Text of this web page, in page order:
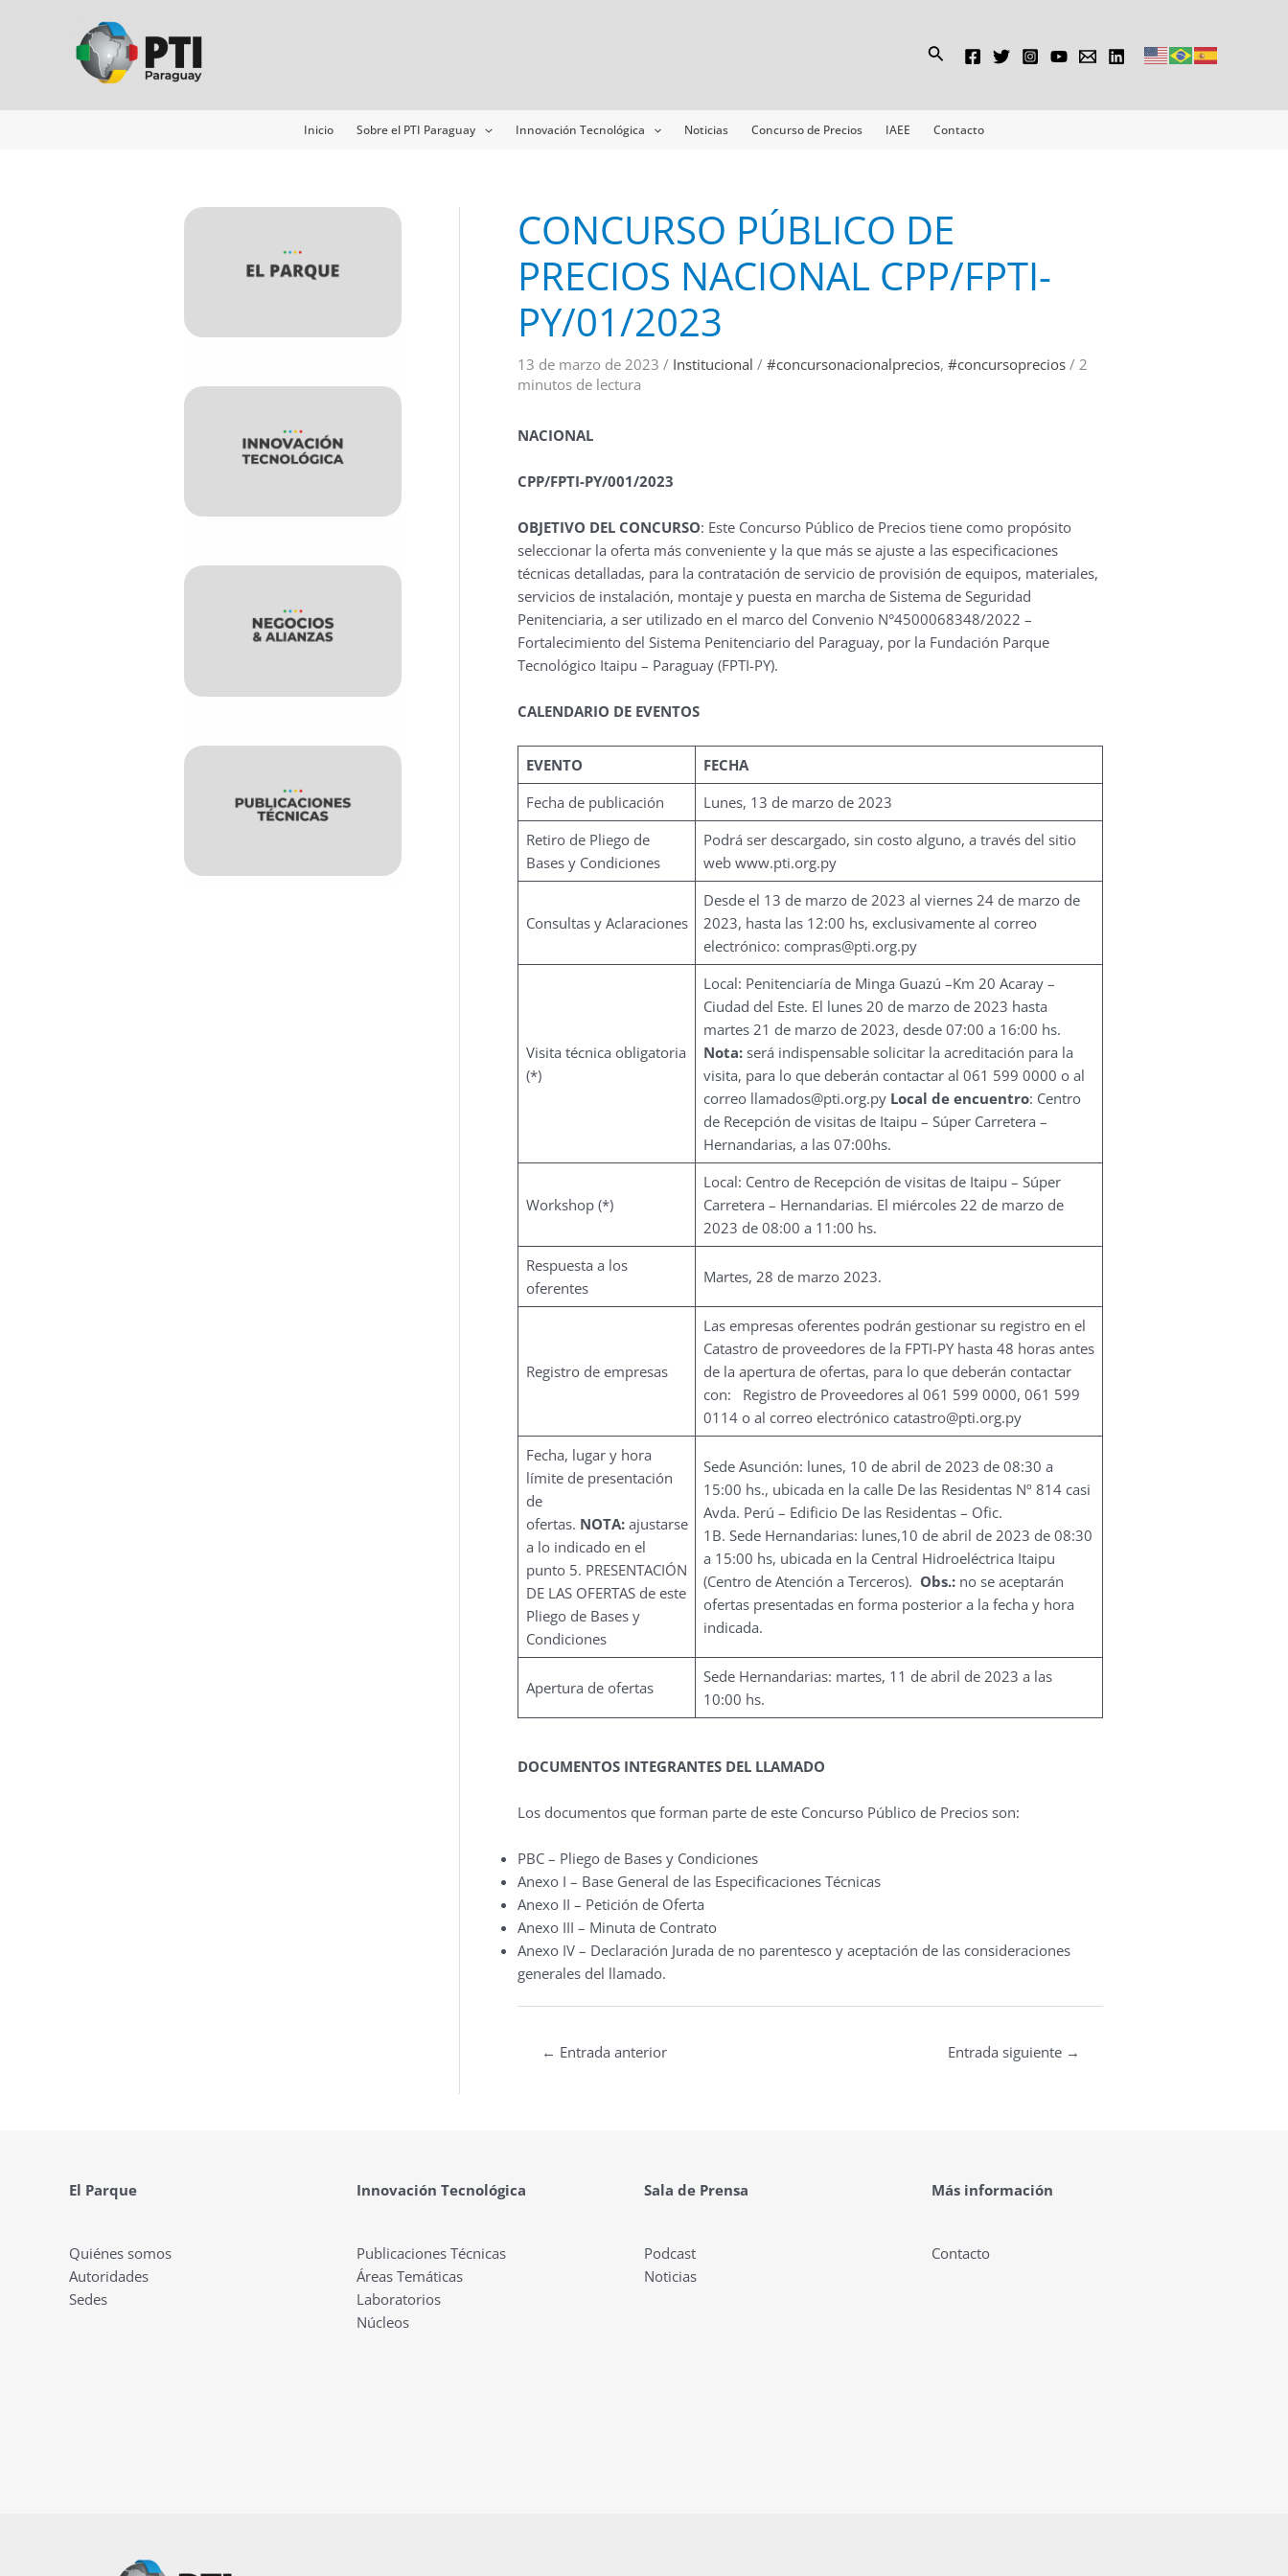
Buscar
Inicio Sobre el PTI Paraguay Innovación Tecnológica Noticias Concurso de Precios IAEE Contacto
CONCURSO PÚBLICO DE
PRECIOS NACIONAL CPP/FPTI-
PY/01/2023
13 de marzo de 2023 / Institucional / #concursonacionalprecios, #concursoprecios / 2
minutos de lectura
NACIONAL
CPP/FPTI-PY/001/2023
OBJETIVO DEL CONCURSO: Este Concurso Público de Precios tiene como propósito
seleccionar la oferta más conveniente y la que más se ajuste a las especificaciones
técnicas detalladas, para la contratación de servicio de provisión de equipos, materiales,
servicios de instalación, montaje y puesta en marcha de Sistema de Seguridad
Penitenciaria, a ser utilizado en el marco del Convenio N°4500068348/2022 –
Fortalecimiento del Sistema Penitenciario del Paraguay, por la Fundación Parque
Tecnológico Itaipu – Paraguay (FPTI-PY).
CALENDARIO DE EVENTOS
EVENTO
FECHA
Fecha de publicación
Lunes, 13 de marzo de 2023
Retiro de Pliego de
Bases y Condiciones
Podrá ser descargado, sin costo alguno, a través del sitio
web www.pti.org.py
Consultas y Aclaraciones
Desde el 13 de marzo de 2023 al viernes 24 de marzo de
2023, hasta las 12:00 hs, exclusivamente al correo
electrónico: compras@pti.org.py
Visita técnica obligatoria
(*)
Local: Penitenciaría de Minga Guazú –Km 20 Acaray –
Ciudad del Este. El lunes 20 de marzo de 2023 hasta
martes 21 de marzo de 2023, desde 07:00 a 16:00 hs.
Nota:será indispensable solicitar la acreditación para la
visita, para lo que deberán contactar al 061 599 0000 o al
correo llamados@pti.org.py Local de encuentro: Centro
de Recepción de visitas de Itaipu – Súper Carretera –
Hernandarias, a las 07:00hs.
Workshop (*)
Local: Centro de Recepción de visitas de Itaipu – Súper
Carretera – Hernandarias. El miércoles 22 de marzo de
2023 de 08:00 a 11:00 hs.
Respuesta a los
oferentes
Martes, 28 de marzo 2023.
Registro de empresas
Las empresas oferentes podrán gestionar su registro en el
Catastro de proveedores de la FPTI-PY hasta 48 horas antes
de la apertura de ofertas, para lo que deberán contactar
con: Registro de Proveedores al 061 599 0000, 061 599
0114 o al correo electrónico catastro@pti.org.py
Fecha, lugar y hora
límite de presentación
de
ofertas. NOTA:ajustarse
a lo indicado en el
punto 5. PRESENTACIÓN
DE LAS OFERTAS de este
Pliego de Bases y
Condiciones
Sede Asunción: lunes, 10 de abril de 2023 de 08:30 a
15:00 hs., ubicada en la calle De las Residentas Nº 814 casi
Avda. Perú – Edificio De las Residentas – Ofic.
1B. Sede Hernandarias: lunes,10 de abril de 2023 de 08:30
a 15:00 hs, ubicada en la Central Hidroeléctrica Itaipu
(Centro de Atención a Terceros). Obs.:no se aceptarán
ofertas presentadas en forma posterior a la fecha y hora
indicada.
Apertura de ofertas
Sede Hernandarias: martes, 11 de abril de 2023 a las
10:00 hs.
DOCUMENTOS INTEGRANTES DEL LLAMADO
Los documentos que forman parte de este Concurso Público de Precios son:
PBC – Pliego de Bases y Condiciones
Anexo I – Base General de las Especificaciones Técnicas
Anexo II – Petición de Oferta
Anexo III – Minuta de Contrato
Anexo IV – Declaración Jurada de no parentesco y aceptación de las consideraciones
generales del llamado.
← Entrada anterior Entrada siguiente →
El Parque
Quiénes somos
Autoridades
Sedes
Innovación Tecnológica
Publicaciones Técnicas
Áreas Temáticas
Laboratorios
Núcleos
Sala de Prensa
Podcast
Noticias
Más información
Contacto